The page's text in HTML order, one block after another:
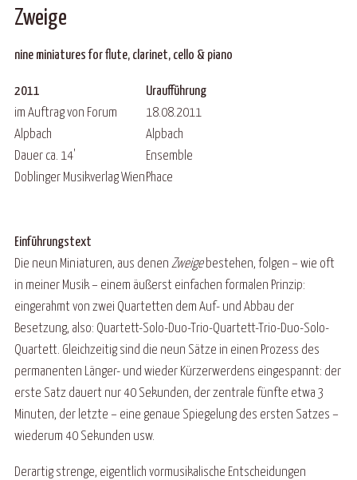
Zweige
nine miniatures for flute, clarinet, cello & piano
2011
im Auftrag von Forum
Alpbach
Dauer ca. 14'
Doblinger Musikverlag Wien
Uraufführung
18.08.2011
Alpbach
Ensemble
Phace
Einführungstext
Die neun Miniaturen, aus denen Zweigebestehen, folgen – wie oft
in meiner Musik – einem äußerst einfachen formalen Prinzip:
eingerahmt von zwei Quartetten dem Auf- und Abbau der
Besetzung, also: Quartett-Solo-Duo-Trio-Quartett-Trio-Duo-Solo-
Quartett. Gleichzeitig sind die neun Sätze in einen Prozess des
permanenten Länger- und wieder Kürzerwerdens eingespannt: der
erste Satz dauert nur 40 Sekunden, der zentrale fünfte etwa 3
Minuten, der letzte – eine genaue Spiegelung des ersten Satzes –
wiederum 40 Sekunden usw.
Derartig strenge, eigentlich vormusikalische Entscheidungen